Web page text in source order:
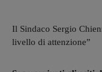
Il Sindaco Sergio
livello di attenzione”